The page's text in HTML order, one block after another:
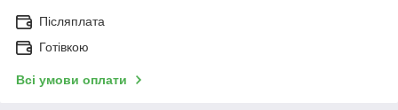
Післяплата
Готівкою
Всі умови оплати